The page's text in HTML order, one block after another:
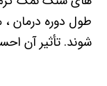
طول دوره درمان
شوند. تأثیر آن